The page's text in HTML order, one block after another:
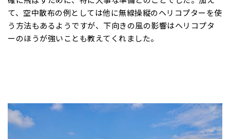
て、空中散布の例としては他に無線操縦のヘリコプターを使
う方法もあるようですが、下向きの風の影響はヘリコプタ
ーのほうが強いことも教えてくれました。